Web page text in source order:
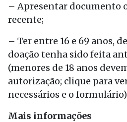
– Apresentar documento
recente;
– Ter entre 16 e 69 anos,
doação tenha sido feita
(menores de 18 anos
autorização; clique para
necessários e o
Mais informações